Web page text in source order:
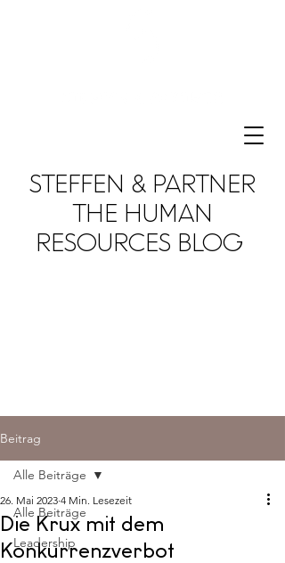
STEFFEN & PARTNER
THE HUMAN
RESOURCES BLOG
Beitrag
Alle Beiträge
Leadership
Alle Beiträge
Die Krux mit dem
Konkurrenzverbot
26. Mai 2023 4 Min. Lesezeit